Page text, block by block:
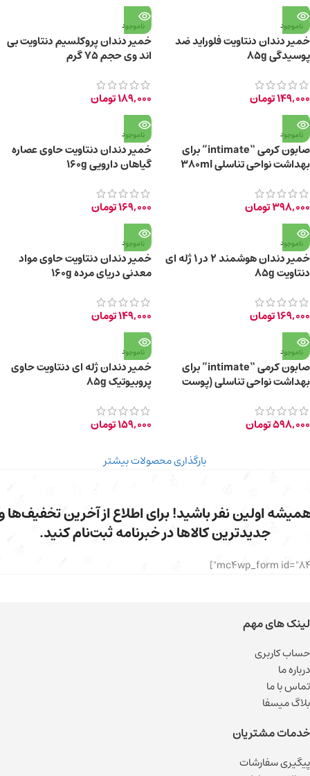
ناموجود
خمیر دندان دنتاویت فلوراید ضد
پوسیدگی 85g
149,000تومان
ناموجود
خمیر دندان پروکلسیم دنتاویت بی
اند وی حجم ۷۵ گرم
189,000تومان
ناموجود
صابون کرمی “intimate” برای
بهداشت نواحی تناسلی 380ml
398,000تومان
ناموجود
خمیر دندان دنتاویت حاوی عصاره
گیاهان دارویی 160g
169,000تومان
ناموجود
خمیر دندان هوشمند 2 در 1 ژله ای
دنتاویت 85g
169,000تومان
ناموجود
خمیر دندان دنتاویت حاوی مواد
معدنی دریای مرده 160g
149,000تومان
ناموجود
صابون کرمی “intimate” برای
بهداشت نواحی تناسلی (پوست
598,000تومان
ناموجود
خمیر دندان ژله ای دنتاویت حاوی
پروبیوتیک 85g
159,000تومان
بارگذاری محصولات بیشتر
اولین نفر باشید! برای اطلاع از آخرین تخفیف‌ها
جدیدترین کالاها در خبرنامه ثبت‌نام کنید.
لینک های مهم
حساب کاربری
درباره ما
تماس با ما
بلاگ میسفا
خدمات مشتریان
پیگیری سفارشات